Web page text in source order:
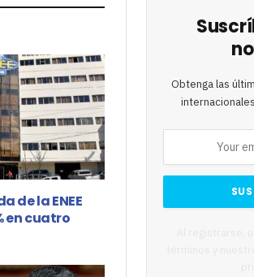
de la ENEE
en cuatro
Obtenga las